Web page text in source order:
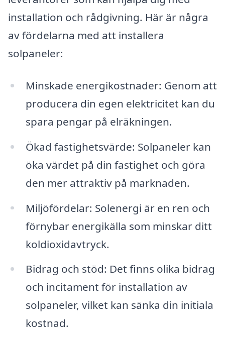
installation och rådgivning. Här är några
av fördelarna med att installera
solpaneler:
Minskade energikostnader: Genom att
producera din egen elektricitet kan du
spara pengar på elräkningen.
Ökad fastighetsvärde: Solpaneler kan
öka värdet på din fastighet och göra
den mer attraktiv på marknaden.
Miljöfördelar: Solenergi är en ren och
förnybar energikälla som minskar ditt
koldioxidavtryck.
Bidrag och stöd: Det finns olika bidrag
och incitament för installation av
solpaneler, vilket kan sänka din initiala
kostnad.